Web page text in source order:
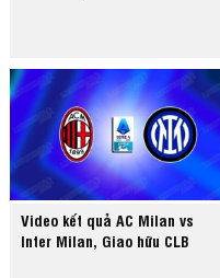
Video kết quả AC Milan vs
Inter Milan, Giao hữu CLB